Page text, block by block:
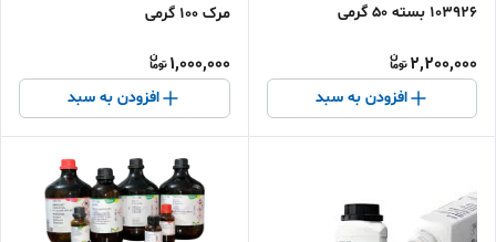
103926 بسته 50 گرمی
2,200,000
افزودن به سبد
مرک 100 گرمی
1,000,000
افزودن به سبد